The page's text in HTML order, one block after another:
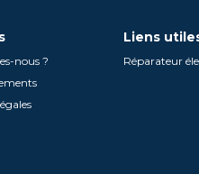
nous ?
Liens
Réparateur